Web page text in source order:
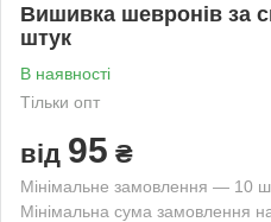
Вишивка шевронів за
штук
В наявності
Тільки опт
від 95 ₴
Мінімальне замовлення — 10
Мінімальна сума замовлення